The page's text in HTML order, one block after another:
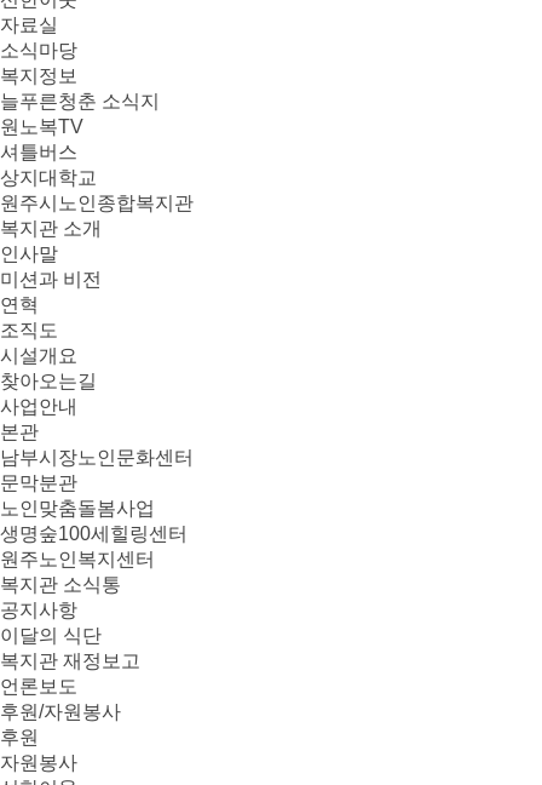
자료실
소식마당
복지정보
늘푸른청춘 소식지
원노복TV
셔틀버스
상지대학교
원주시노인종합복지관
복지관 소개
인사말
미션과 비전
연혁
조직도
시설개요
찾아오는길
사업안내
본관
남부시장노인문화센터
문막분관
노인맞춤돌봄사업
생명숲100세힐링센터
원주노인복지센터
복지관 소식통
공지사항
이달의 식단
복지관 재정보고
언론보도
후원/자원봉사
후원
자원봉사